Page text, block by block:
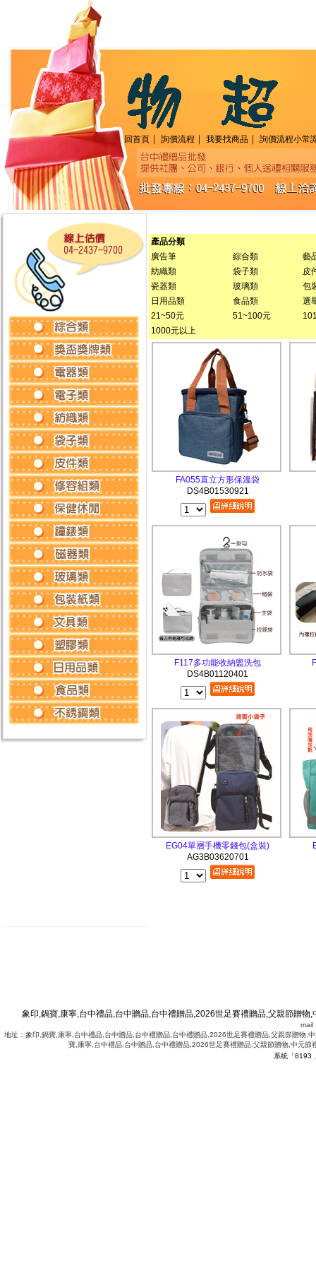
回首頁 ｜ 詢價流程 ｜ 我要找商品 ｜ 詢價流程小常
產品分類
廣告筆
綜合類
藝
紡織類
袋子類
皮
瓷器類
玻璃類
包
日用品類
食品類
選
21~50元
51~100元
1000元以上
FA055直立方形保溫袋
DS4B01530921
F117多功能收納盥洗包
DS4B01120401
EG04單層手機零錢包(盒裝)
AG3B03620701
象印,鍋寶,康寧,台中禮品,台中贈品,台中禮贈品,2026世足賽禮贈品,父親節贈
mail
地址：象印,鍋寶,康寧,台中禮品,台中贈品,台中禮贈品,台中禮贈品,2026世足賽禮贈品,父親節贈物
寶,康寧,台中禮品,台中贈品,台中禮贈品,2026世足賽禮贈品,父親節贈物,中元
系統「8193